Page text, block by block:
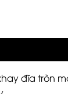
đĩa tròn